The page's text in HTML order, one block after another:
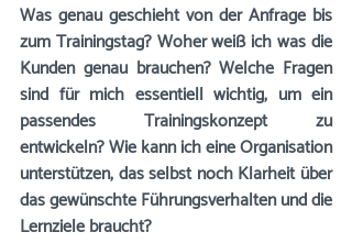
Was genau geschieht von der Anfrage bis
zum Trainingstag? Woher weiß ich was die
Kunden genau brauchen? Welche Fragen
sind für mich essentiell wichtig, um ein
passendes Trainingskonzept zu
entwickeln? Wie kann ich eine Organisation
unterstützen, das selbst noch Klarheit über
das gewünschte Führungsverhalten und die
Lernziele braucht?